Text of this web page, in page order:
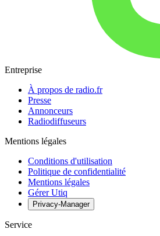
Entreprise
À propos de radio.fr
Presse
Annonceurs
Radiodiffuseurs
Mentions légales
Conditions d'utilisation
Politique de confidentialité
Mentions légales
Gérer Utiq
Privacy-Manager
Service